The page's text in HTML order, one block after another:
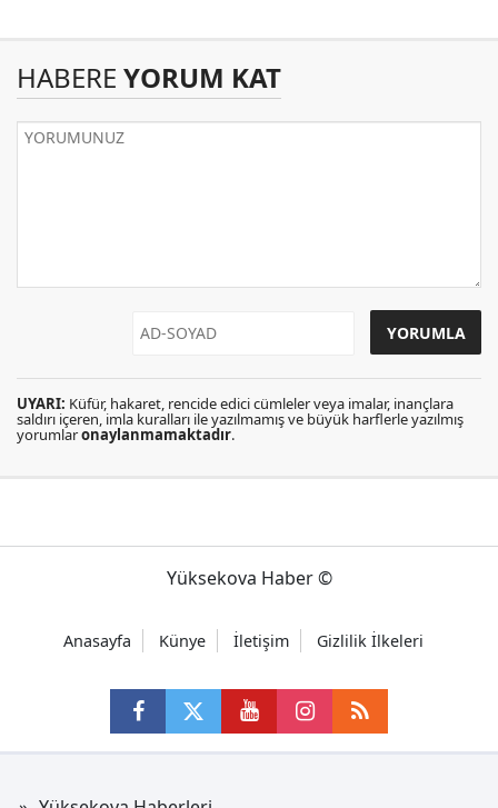
HABERE YORUM KAT
UYARI: Küfür, hakaret, rencide edici cümleler veya imalar, inançlara
saldırı içeren, imla kuralları ile yazılmamış ve büyük harflerle yazılmış
yorumlaronaylanmamaktadır.
Yüksekova Haber ©
Anasayfa Künye İletişim Gizlilik İlkeleri